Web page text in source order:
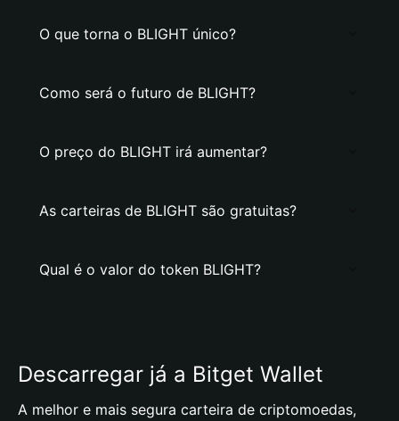
O que torna o BLIGHT único?
Como será o futuro de BLIGHT?
O preço do BLIGHT irá aumentar?
As carteiras de BLIGHT são gratuitas?
Qual é o valor do token BLIGHT?
Descarregar já a Bitget Wallet
A melhor e mais segura carteira de criptomoedas,